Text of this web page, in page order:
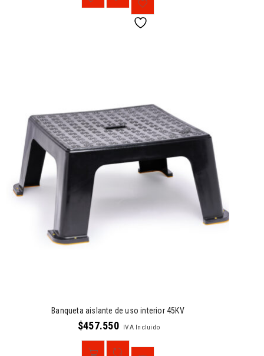
Banqueta aislante de uso interior 45KV
$457.550 IVA Incluido